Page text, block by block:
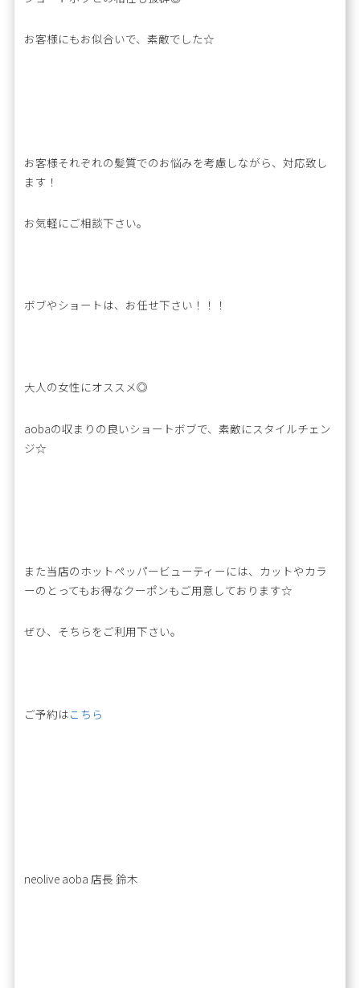
お客様にもお似合いで、素敵でした☆
お客様それぞれの髪質でのお悩みを考慮しながら、対応致し
ます！
お気軽にご相談下さい。
ボブやショートは、お任せ下さい！！！
大人の女性にオススメ◎
aobaの収まりの良いショートボブで、素敵にスタイルチェン
ジ☆
また当店のホットペッパービューティーには、カットやカラ
ーのとってもお得なクーポンもご用意しております☆
ぜひ、そちらをご利用下さい。
ご予約はこちら
neolive aoba 店長 鈴木